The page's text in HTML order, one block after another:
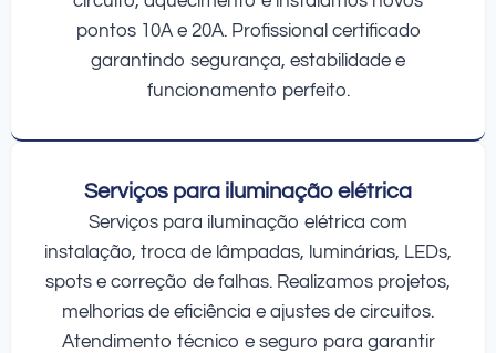
pontos 10A e 20A. Profissional certificado
garantindo segurança, estabilidade e
funcionamento perfeito.
Serviços para iluminação elétrica
Serviços para iluminação elétrica com
instalação, troca de lâmpadas, luminárias, LEDs,
spots e correção de falhas. Realizamos projetos,
melhorias de eficiência e ajustes de circuitos.
Atendimento técnico e seguro para garantir